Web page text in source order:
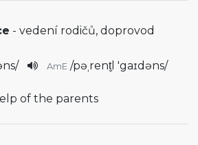
- vedení rodičů, doprovod
/ AmE /pəˌrent̬l 'gaɪdəns/
of the parents